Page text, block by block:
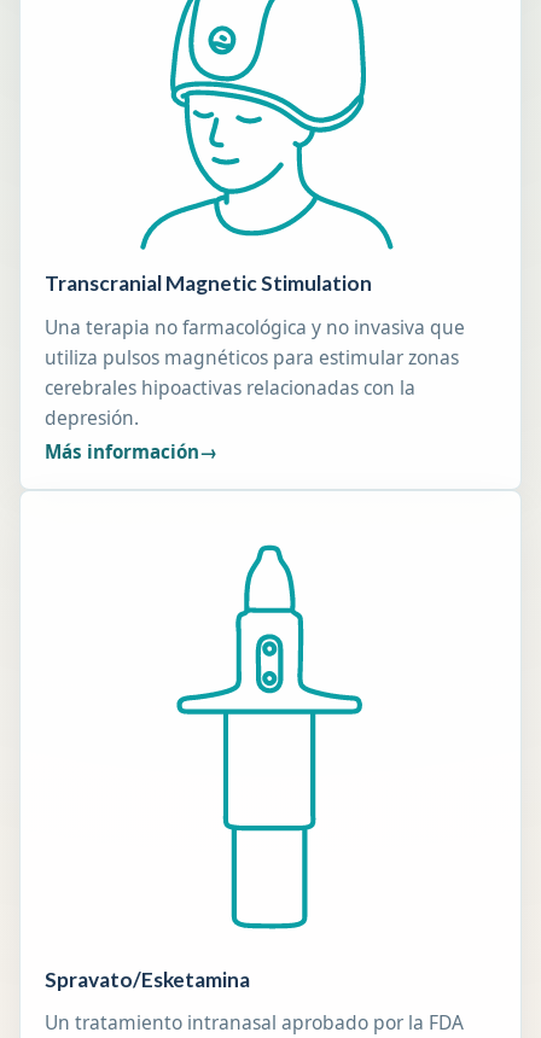
Transcranial Magnetic Stimulation
Una terapia no farmacológica y no invasiva que
utiliza pulsos magnéticos para estimular zonas
cerebrales hipoactivas relacionadas con la
depresión.
Más información→
Spravato/Esketamina
Un tratamiento intranasal aprobado por la FDA